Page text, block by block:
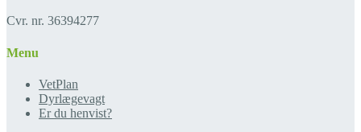
Cvr. nr. 36394277
Menu
VetPlan
Dyrlægevagt
Er du henvist?